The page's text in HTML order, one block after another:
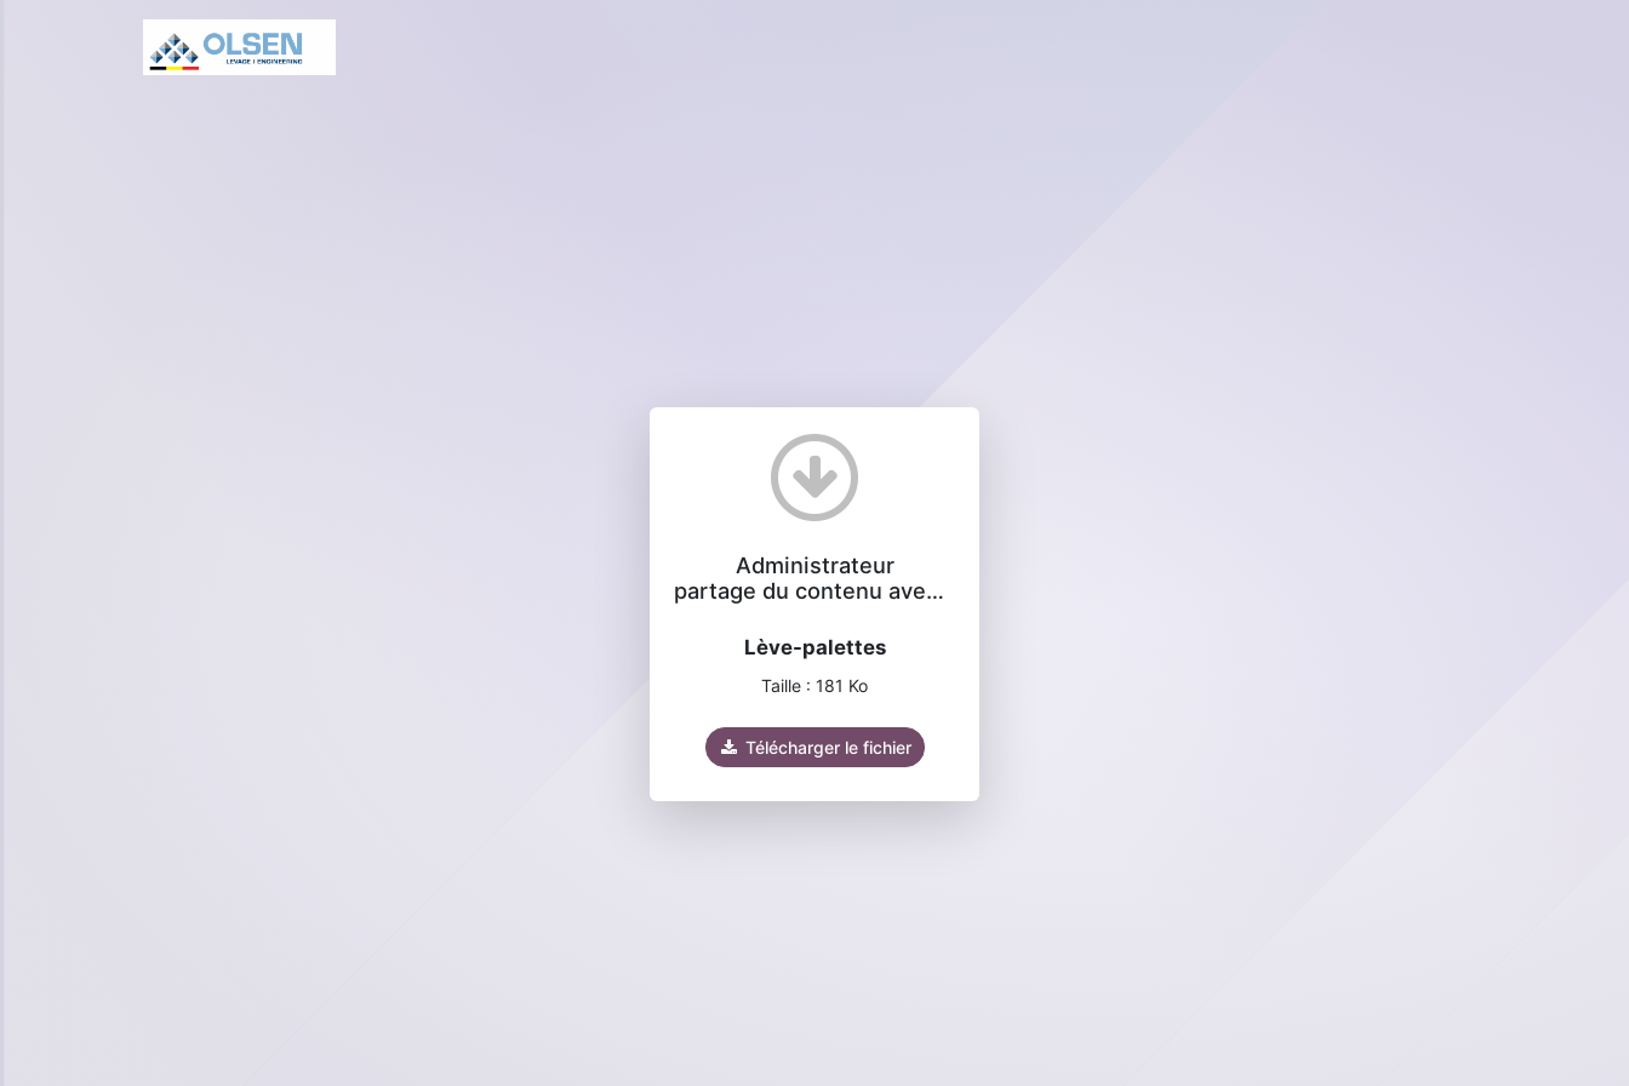
Administrateur
partage du contenu avec vous
Lève-palettes
Taille : 181 Ko
Télécharger le fichier